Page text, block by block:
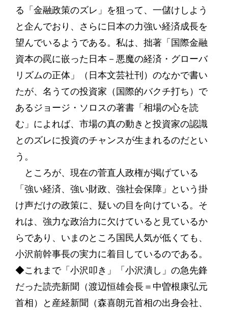
る「金融政策のズレ」を狙って、一儲けしよう
と企んでおり、さらに日本の力強い経済成長を
望んでいるようである。私は、拙著「国際金融
資本の罠に嵌った日本－悪魔の経済・グローバ
リズムの正体」（日本文芸社刊）のなかで書い
たが、名うての投資家（国際的バクチ打ち）で
あるジョージ・ソロスの著書「相場の心を読
む」によれば、市場の真の動きと投資家の認識
とのズレに投資のチャンスが生まれるのだとい
う。
ところが、現在の菅直人政権が掲げている
「強い経済、強い財政、強社会保障」という掛
け声だけの政策に、疑いの目を向けている。そ
れは、強力な政治力に欠けていると見ているか
らであり、いまのところ国民人気が低くても、
小沢前幹事長の実力に着目しているのである。
◆これまで「小沢叩き」「小沢潰し」の急先鋒
だった読売新聞（渡辺恒雄会長＝中曽根康弘元
首相）と産経新聞（森喜朗元首相の出身会社、